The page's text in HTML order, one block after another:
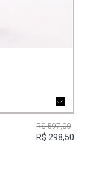
R$ 597,00
R$ 298,50